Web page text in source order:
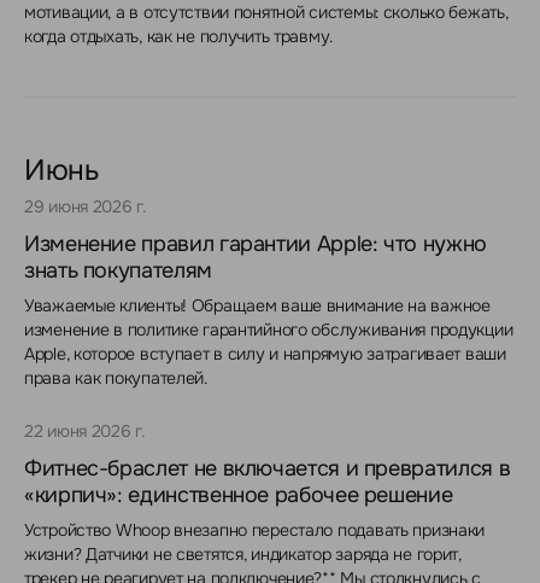
мотивации, а в отсутствии понятной системы: сколько бежать,
когда отдыхать, как не получить травму.
Июнь
29 июня 2026 г.
Изменение правил гарантии Apple: что нужно
знать покупателям
Уважаемые клиенты! Обращаем ваше внимание на важное
изменение в политике гарантийного обслуживания продукции
Apple, которое вступает в силу и напрямую затрагивает ваши
права как покупателей.
22 июня 2026 г.
Фитнес-браслет не включается и превратился в
«кирпич»: единственное рабочее решение
Устройство Whoop внезапно перестало подавать признаки
жизни? Датчики не светятся, индикатор заряда не горит,
трекер не реагирует на подключение?** Мы столкнулись с